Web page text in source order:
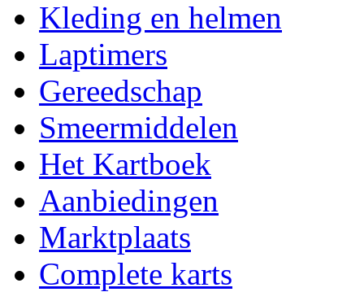
Kleding en helmen
Laptimers
Gereedschap
Smeermiddelen
Het Kartboek
Aanbiedingen
Marktplaats
Complete karts